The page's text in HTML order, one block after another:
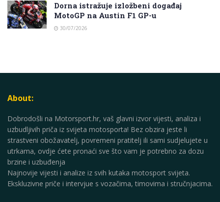
Dorna istražuje izložbeni događaj
MotoGP na Austin F1 GP-u
30/07/2026
About:
Dobrodošli na Motorsport.hr, vaš glavni izvor vijesti, analiza i
uzbudljivih priča iz svijeta motosporta! Bez obzira jeste li
strastveni obožavatelj, povremeni pratitelj ili sami sudjelujete u
utrkama, ovdje ćete pronaći sve što vam je potrebno za dozu
brzine i uzbuđenja
Najnovije vijesti i analize iz svih kutaka motosport svijeta.
Ekskluzivne priče i intervjue s vozačima, timovima i stručnjacima.